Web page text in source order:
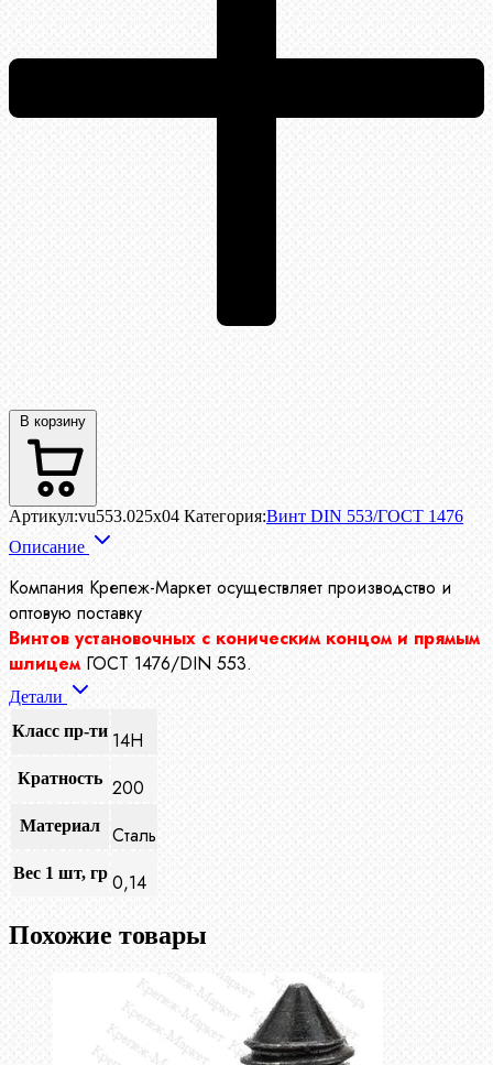
В корзину
Артикул:vu553.025x04 Категория:Винт DIN 553/ГОСТ 1476
Описание
Компания Крепеж-Маркет осуществляет производство и
оптовую поставку
Винтов установочных с коническим концом и прямым
шлицем ГОСТ 1476/DIN 553.
Детали
Класс пр-ти 14Н
Кратность 200
Материал Сталь
Вес 1 шт, гр 0,14
Похожие товары